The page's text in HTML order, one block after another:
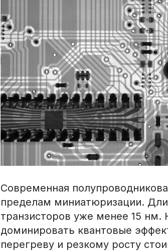
Современная
пределам миниатюризации.
транзисторов уже менее 15 нм.
доминировать квантовые
перегреву и резкому росту